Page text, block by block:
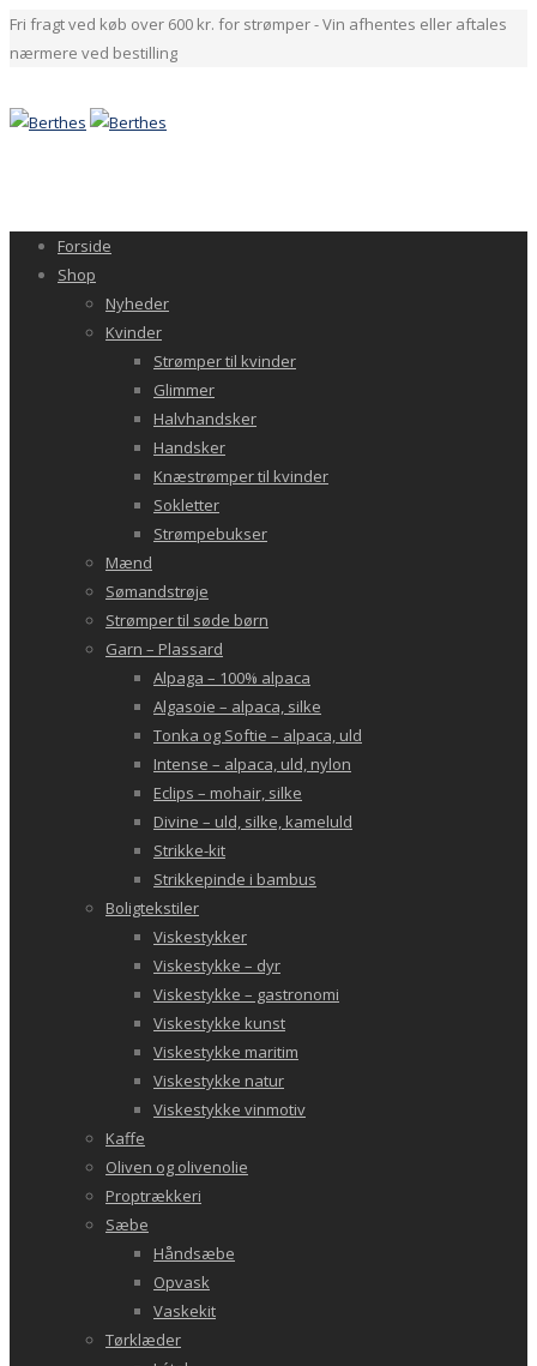
Fri fragt ved køb over 600 kr. for strømper - Vin afhentes eller aftales
nærmere ved bestilling
Forside
Shop
Nyheder
Kvinder
Strømper til kvinder
Glimmer
Halvhandsker
Handsker
Knæstrømper til kvinder
Sokletter
Strømpebukser
Mænd
Sømandstrøje
Strømper til søde børn
Garn – Plassard
Alpaga – 100% alpaca
Algasoie – alpaca, silke
Tonka og Softie – alpaca, uld
Intense – alpaca, uld, nylon
Eclips – mohair, silke
Divine – uld, silke, kameluld
Strikke-kit
Strikkepinde i bambus
Boligtekstiler
Viskestykker
Viskestykke – dyr
Viskestykke – gastronomi
Viskestykke kunst
Viskestykke maritim
Viskestykke natur
Viskestykke vinmotiv
Kaffe
Oliven og olivenolie
Proptrækkeri
Sæbe
Håndsæbe
Opvask
Vaskekit
Tørklæder